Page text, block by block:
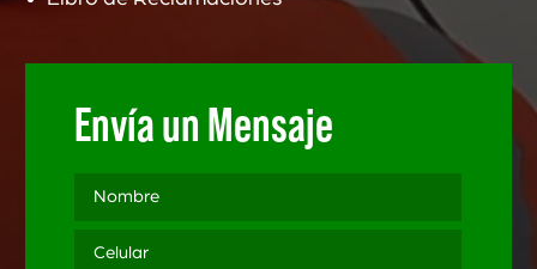
Envía un Mensaje